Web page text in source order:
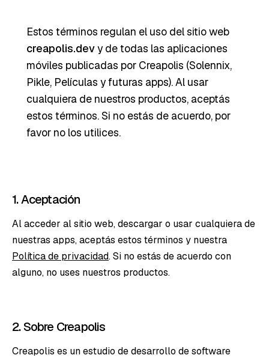
Español
English
Português
Estos términos regulan el uso del sitio web
creapolis.devy de todas las aplicaciones
móviles publicadas por Creapolis (Solennix,
Pikle, Películas y futuras apps). Al usar
cualquiera de nuestros productos, aceptás
estos términos. Si no estás de acuerdo, por
favor no los utilices.
1. Aceptación
Al acceder al sitio web, descargar o usar cualquiera de
nuestras apps, aceptás estos términos y nuestra
Política de privacidad. Si no estás de acuerdo con
alguno, no uses nuestros productos.
2. Sobre Creapolis
Creapolis es un estudio de desarrollo de software